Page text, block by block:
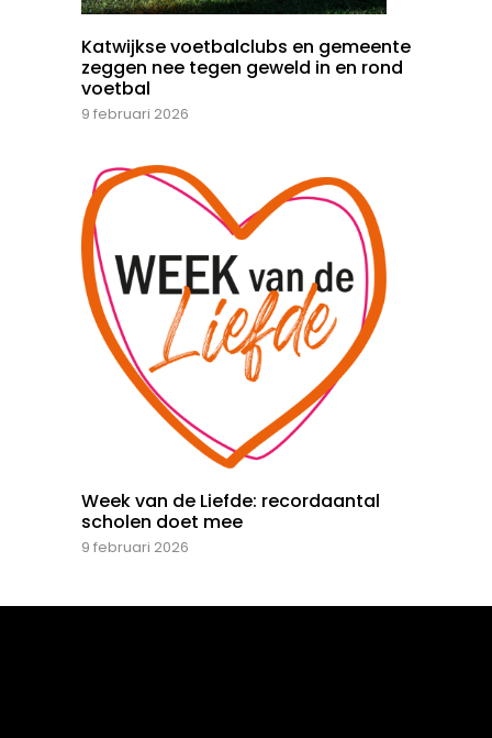
Katwijkse voetbalclubs en gemeente
zeggen nee tegen geweld in en rond
voetbal
9 februari 2026
Week van de Liefde: recordaantal
scholen doet mee
9 februari 2026